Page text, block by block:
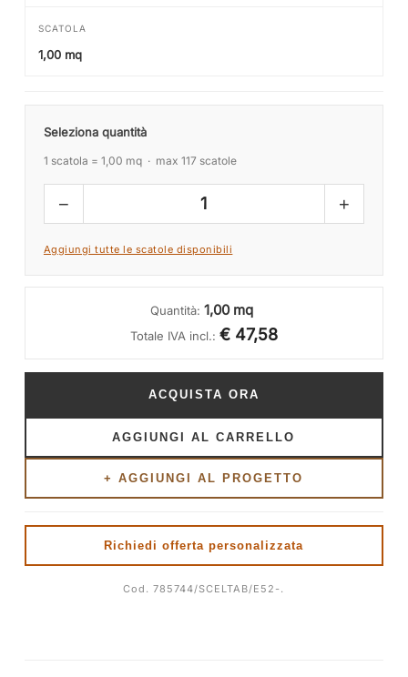
SCATOLA
1,00 mq
Seleziona quantità
1 scatola = 1,00 mq · max 117 scatole
− 1 +
Aggiungi tutte le scatole disponibili
Quantità:1,00 mq
Totale IVA incl.: € 47,58
ACQUISTA ORA
AGGIUNGI AL CARRELLO
+ AGGIUNGI AL PROGETTO
Richiedi offerta personalizzata
Cod. 785744/SCELTAB/E52-.